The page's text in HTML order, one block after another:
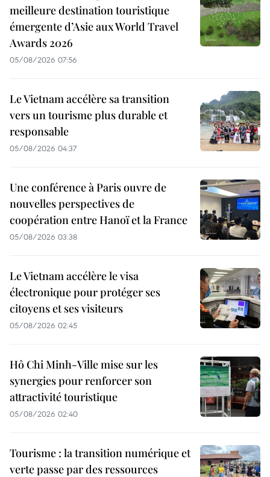
meilleure destination touristique
émergente d’Asie aux World Travel
Awards 2026
05/08/2026 07:56
Le Vietnam accélère sa transition
vers un tourisme plus durable et
responsable
05/08/2026 04:37
Une conférence à Paris ouvre de
nouvelles perspectives de
coopération entre Hanoï et la France
05/08/2026 03:38
Le Vietnam accélère le visa
électronique pour protéger ses
citoyens et ses visiteurs
05/08/2026 02:45
Hô Chi Minh-Ville mise sur les
synergies pour renforcer son
attractivité touristique
05/08/2026 02:40
Tourisme : la transition numérique et
verte passe par des ressources